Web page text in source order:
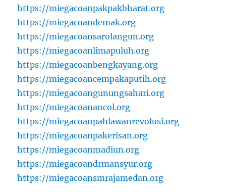
https://miegacoanpakpakbharat.org
https://miegacoandemak.org
https://miegacoansarolangun.org
https://miegacoanlimapuluh.org
https://miegacoanbengkayang.org
https://miegacoancempakaputih.org
https://miegacoangunungsahari.org
https://miegacoanancol.org
https://miegacoanpahlawanrevolusi.org
https://miegacoanpakerisan.org
https://miegacoanmadiun.org
https://miegacoandrmansyur.org
https://miegacoansmrajamedan.org